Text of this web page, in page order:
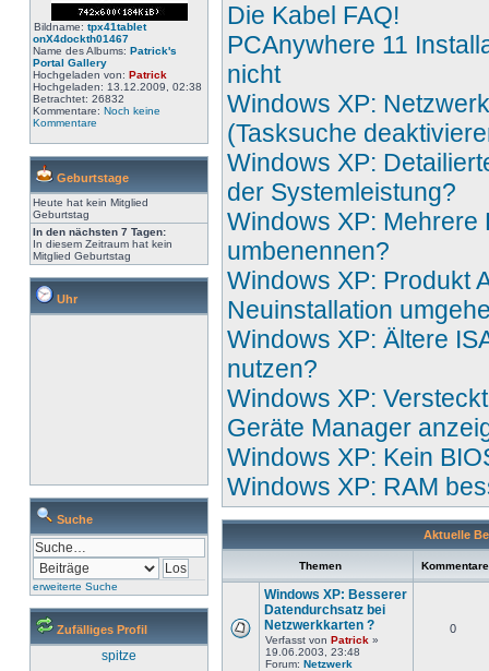
Bildname: tpx41tablet
onX4dockth01467
Name des Albums: Patrick's
Portal Gallery
Hochgeladen von: Patrick
Hochgeladen: 13.12.2009, 02:38
Betrachtet: 26832
Kommentare: Noch keine
Kommentare
Geburtstage
Heute hat kein Mitglied
Geburtstag
In den nächsten 7 Tagen:
In diesem Zeitraum hat kein
Mitglied Geburtstag
Uhr
Suche
erweiterte Suche
Zufälliges Profil
spitze
Die Kabel FAQ!
PCAnywhere 11
nicht
Windows XP:
(Tasksuche
Windows XP:
der Systemleistung?
Windows XP: Mehrere
umbenennen?
Windows XP: Produkt
Neuinstallation
Windows XP: Ältere
nutzen?
Windows XP:
Geräte Manager
Windows XP: Kein
Windows XP: RAM
Aktuelle
Themen
Windows XP: Besserer
Datendurchsatz bei
Netzwerkkarten ?
Verfasst von Patrick »
19.06.2003, 23:48
Forum: Netzwerk
0